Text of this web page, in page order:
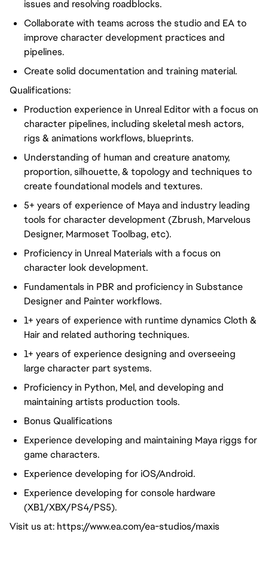
issues and resolving roadblocks.
Collaborate with teams across the studio and EA to
improve character development practices and
pipelines.
Create solid documentation and training material.
Qualifications:
Production experience in Unreal Editor with a focus on
character pipelines, including skeletal mesh actors,
rigs & animations workflows, blueprints.
Understanding of human and creature anatomy,
proportion, silhouette, & topology and techniques to
create foundational models and textures.
5+ years of experience of Maya and industry leading
tools for character development (Zbrush, Marvelous
Designer, Marmoset Toolbag, etc).
Proficiency in Unreal Materials with a focus on
character look development.
Fundamentals in PBR and proficiency in Substance
Designer and Painter workflows.
1+ years of experience with runtime dynamics Cloth &
Hair and related authoring techniques.
1+ years of experience designing and overseeing
large character part systems.
Proficiency in Python, Mel, and developing and
maintaining artists production tools.
Bonus Qualifications
Experience developing and maintaining Maya riggs for
game characters.
Experience developing for iOS/Android.
Experience developing for console hardware
(XB1/XBX/PS4/PS5).
Visit us at: https://www.ea.com/ea-studios/maxis